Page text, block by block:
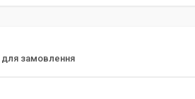
для замовлення